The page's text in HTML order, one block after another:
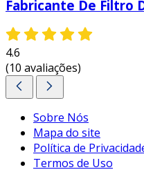
Fabricante De Filtro
4.6
(10 avaliações)
Sobre Nós
Mapa do site
Política de
Termos de Uso